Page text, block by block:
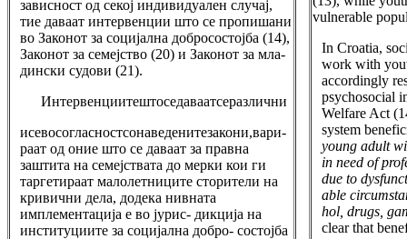
зависност од секој индивидуален случај,
тие даваат интервенции што се пропишани
во Законот за социјална добросостојба (14),
Законот за семејство (20) и Законот за мла-
дински судови (21).
Интервенциитештоседаваатсеразлични
исевосогласностсонаведенитезакони,вари-
раат од оние што се даваат за правна
заштита на семејствата до мерки кои ги
таргетираат малолетниците сторители на
кривични дела, додека нивната
имплементација е во јурис- дикција на
институциите за социјална добро- состојба
vulnerable
In Croatia,
work with
accordingly
psychosocial
Welfare Act
system
young adult
in need of
due to
able
hol, drugs,
clear that